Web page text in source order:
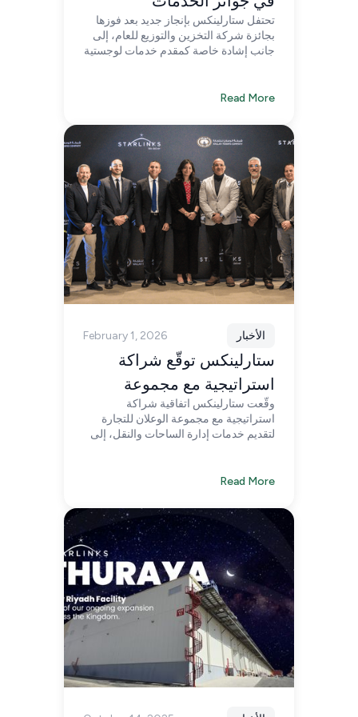
اللوجستية السعودية 2026
تحتفل ستارلينكس بإنجاز جديد بعد فوزها
بجائزة شركة التخزين والتوزيع للعام، إلى
جانب إشادة خاصة كمقدم خدمات لوجستية
Read More
الأخبار February 1, 2026
ستارلينكس توقّع شراكة
استراتيجية مع مجموعة
الوعلان للتجارة لدعم
لوجستيات قطاع السيارات
وقّعت ستارلينكس اتفاقية شراكة
استراتيجية مع مجموعة الوعلان للتجارة
لتقديم خدمات إدارة الساحات والنقل، إلى
المملكة العربية السعودية، دعمًا لتوسعها
Read More